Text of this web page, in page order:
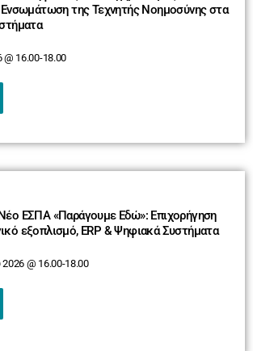
της Τεχνητής Νοημοσύνης στα
@ 16.00-18.00
ΕΣΠΑ «Παράγουμε Εδώ»: Επιχορήγηση
εξοπλισμό, ERP & Ψηφιακά Συστήματα
@ 16.00-18.00